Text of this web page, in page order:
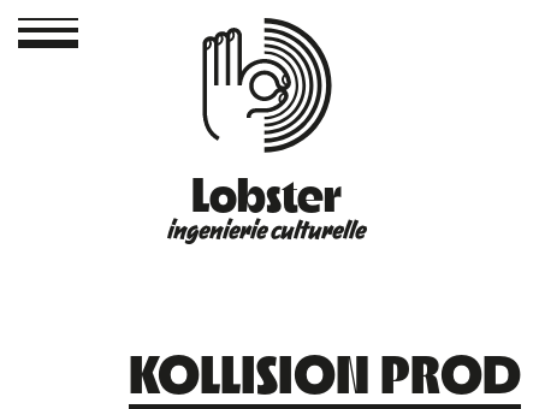
Lobster
ingenierie culturelle
KOLLISION PROD